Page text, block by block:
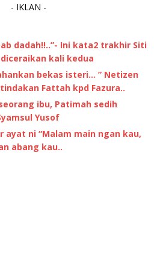
- IKLAN -
dadah!!..”- Ini kata2 trakhir Siti
kali kedua
bekas isteri… ” Netizen
Fattah kpd Fazura..
ibu, Patimah sedih
Yusof
ayat ni “Malam main ngan kau,
abang kau..